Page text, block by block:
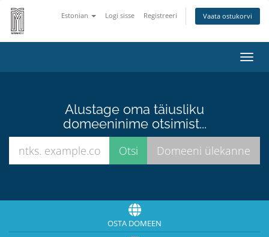
Estonian Logi sisse Registreeri Vaata ostukorvi
Alustage oma täiusliku
domeeninime otsimist...
OSTA DOMEEN